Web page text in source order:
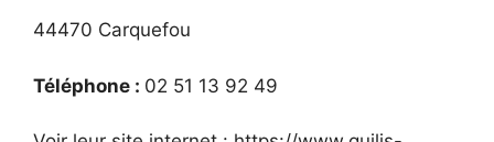
44470 Carquefou
Téléphone : 02 51 13 92 49